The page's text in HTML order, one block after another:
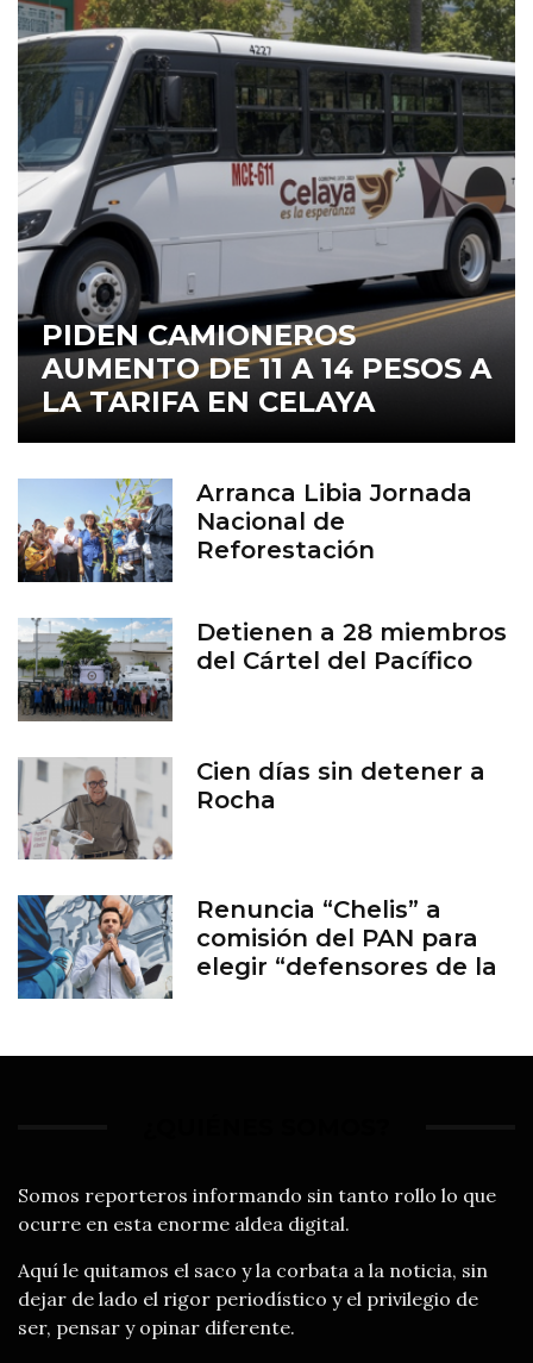
PIDEN CAMIONEROS
AUMENTO DE 11 A 14 PESOS A
LA TARIFA EN CELAYA
Arranca Libia Jornada
Nacional de
Reforestación
Detienen a 28 miembros
del Cártel del Pacífico
Cien días sin detener a
Rocha
Renuncia “Chelis” a
comisión del PAN para
elegir “defensores de la
Somos reporteros informando sin tanto rollo lo que
ocurre en esta enorme aldea digital.
Aquí le quitamos el saco y la corbata a la noticia, sin
dejar de lado el rigor periodístico y el privilegio de
ser, pensar y opinar diferente.